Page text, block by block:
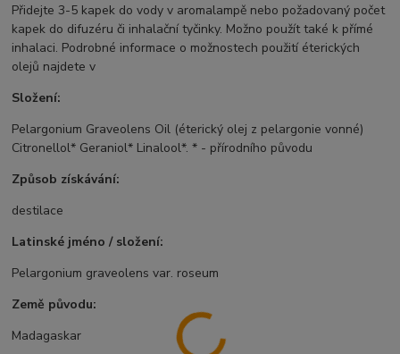
Přidejte 3-5 kapek do vody v aromalampě nebo požadovaný počet
kapek do difuzéru či inhalační tyčinky. Možno použít také k přímé
inhalaci. Podrobné informace o možnostech použití éterických
olejů najdete v
Složení:
Pelargonium Graveolens Oil (éterický olej z pelargonie vonné)
Citronellol* Geraniol* Linalool*. * - přírodního původu
Způsob získávání:
destilace
Latinské jméno / složení:
Pelargonium graveolens var. roseum
Země původu:
Madagaskar